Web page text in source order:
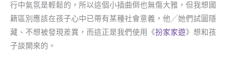
行中氣氛是輕鬆的，所以這個小插曲倒也無傷大雅，但我想國
籍區別應該在孩子心中已帶有某種社會意義，他╱她們試圖隱
藏、不想被發現差異，而這正是我們使用《扮家家遊》想和孩
子談開來的。